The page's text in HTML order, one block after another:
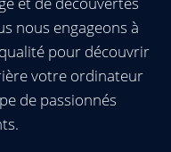
nous engageons à
pour découvrir
votre ordinateur
de passionnés